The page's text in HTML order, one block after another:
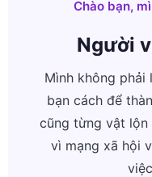
Chào bạn,
Người
Mình không phải
bạn cách để
cũng từng vật lộn
vì mạng xã hội